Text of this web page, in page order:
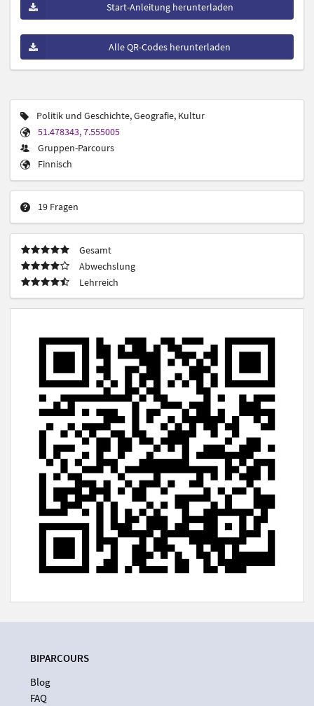
Start-Anleitung herunterladen
Alle QR-Codes herunterladen
Politik und Geschichte, Geografie, Kultur
51.478343, 7.555005
Gruppen-Parcours
Finnisch
19 Fragen
Gesamt
Abwechslung
Lehrreich
BIPARCOURS
Blog
FAQ